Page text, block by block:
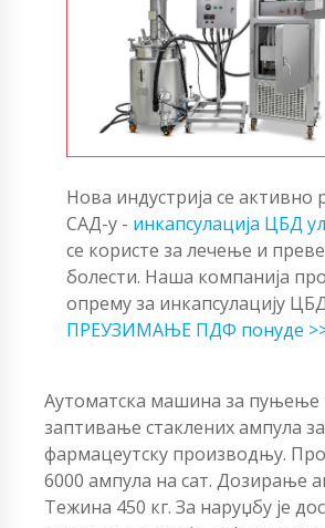
Нова индустрија се активно
САД-у - инкапсулација ЦБД
се користе за лечење и
болести. Наша компанија
опрему за инкапсулацију
ПРЕУЗИМАЊЕ ПДФ понуде
Аутоматска машина за пуњење
заптивање стаклених ампула за
фармацеутску производњу.
6000 ампула на сат. Дозирање
Тежина 450 кг. За наруџбу је